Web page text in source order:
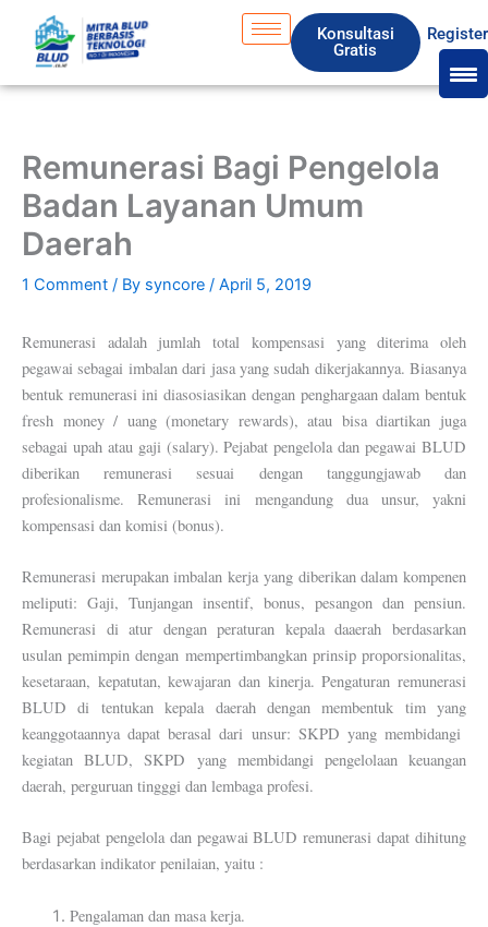
content
Konsultasi
Gratis
Register
Remunerasi Bagi Pengelola
Badan Layanan Umum
Daerah
1 Comment / By syncore / April 5, 2019
Remunerasi adalah jumlah total kompensasi yang diterima oleh
pegawai sebagai imbalan dari jasa yang sudah dikerjakannya. Biasanya
bentuk remunerasi ini diasosiasikan dengan penghargaan dalam bentuk
fresh money / uang (monetary rewards), atau bisa diartikan juga
sebagai upah atau gaji (salary). Pejabat pengelola dan pegawai BLUD
diberikan remunerasi sesuai dengan tanggungjawab dan
profesionalisme. Remunerasi ini mengandung dua unsur, yakni
kompensasi dan komisi (bonus).
Remunerasi merupakan imbalan kerja yang diberikan dalam kompenen
meliputi: Gaji, Tunjangan insentif, bonus, pesangon dan pensiun.
Remunerasi di atur dengan peraturan kepala daaerah berdasarkan
usulan pemimpin dengan mempertimbangkan prinsip proporsionalitas,
kesetaraan, kepatutan, kewajaran dan kinerja. Pengaturan remunerasi
BLUD di tentukan kepala daerah dengan membentuk tim yang
keanggotaannya dapat berasal dari unsur: SKPD yang membidangi
kegiatan BLUD, SKPD yang membidangi pengelolaan keuangan
daerah, perguruan tingggi dan lembaga profesi.
Bagi pejabat pengelola dan pegawai BLUD remunerasi dapat dihitung
berdasarkan indikator penilaian, yaitu :
Pengalaman dan masa kerja.
h